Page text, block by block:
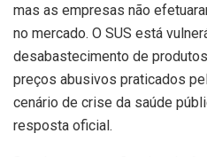
mas as empresas não
no mercado. O SUS está
desabastecimento de
preços abusivos praticados
cenário de crise da saúde
resposta oficial.